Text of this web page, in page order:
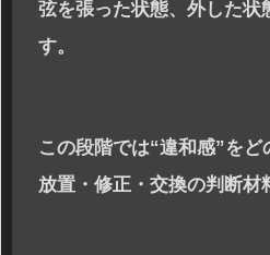
弦を張った状態、外した状
す。
この段階では“違和感”をど
放置・修正・交換の判断材